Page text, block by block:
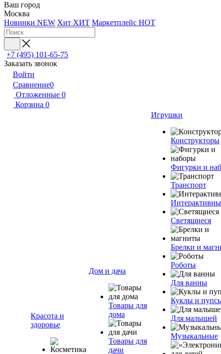
Ваш город
Москва
Новинки NEW Хит ХИТ Маркетплейс HOT
+7 (495) 101-65-75
Заказать звонок
Войти
Сравнение0
Отложенные 0
Корзина 0
Красота и
здоровье
Дом и дача
Товары для
дома
Товары для
дачи
Игрушки
Конструкторы
Фигурки и
Транспорт
Светящиеся
Брелки и
Роботы
Для ванны
Куклы и
Для малышей
Музыкальные